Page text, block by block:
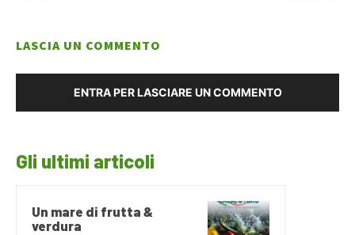
LASCIA UN COMMENTO
ENTRA PER LASCIARE UN COMMENTO
Gli ultimi articoli
Un mare di frutta &
verdura